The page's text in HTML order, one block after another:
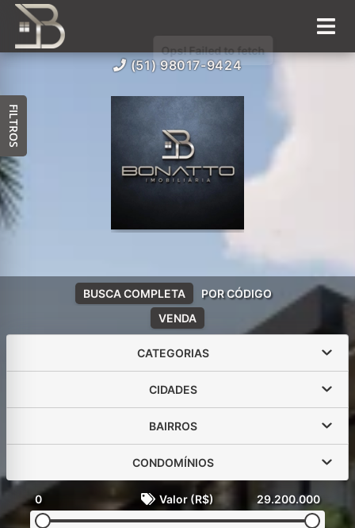
(51) 98017-9424
VENDA
BUSCA COMPLETA POR CÓDIGO
CATEGORIAS
CIDADES
BAIRROS
CONDOMÍNIOS
0 Valor (R$) 29.200.000
FILTROS